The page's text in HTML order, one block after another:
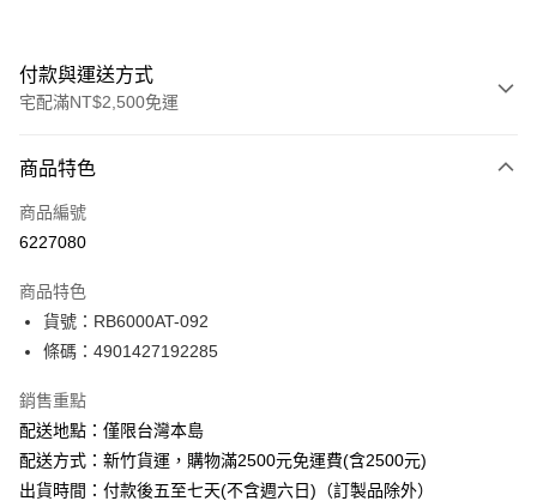
付款與運送方式
宅配滿NT$2,500免運
信用卡一次付款
Apple Pay
悠遊付
ATM付款
運送方式
下單前請先詢問庫存
每筆NT$130，滿NT$2,500(含以上)免運費
商品特色
商品編號
6227080
商品特色
貨號：RB6000AT-092
條碼：4901427192285
銷售重點
配送地點：僅限台灣本島
配送方式：新竹貨運，購物滿2500元免運費(含2500元)
出貨時間：付款後五至七天(不含週六日)（訂製品除外）